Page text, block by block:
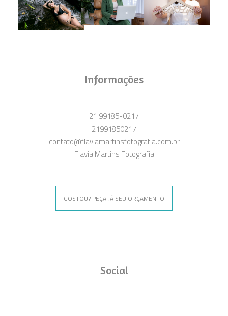
Informações
21 99185-0217
21991850217
contato@flaviamartinsfotografia.com.br
Flavia Martins Fotografia
GOSTOU? PEÇA JÁ SEU ORÇAMENTO
Social